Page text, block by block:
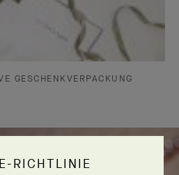
GESCHENKVERPACKUNG
RICHTLINIE